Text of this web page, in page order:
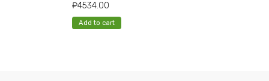
₽4534.00
Add to cart